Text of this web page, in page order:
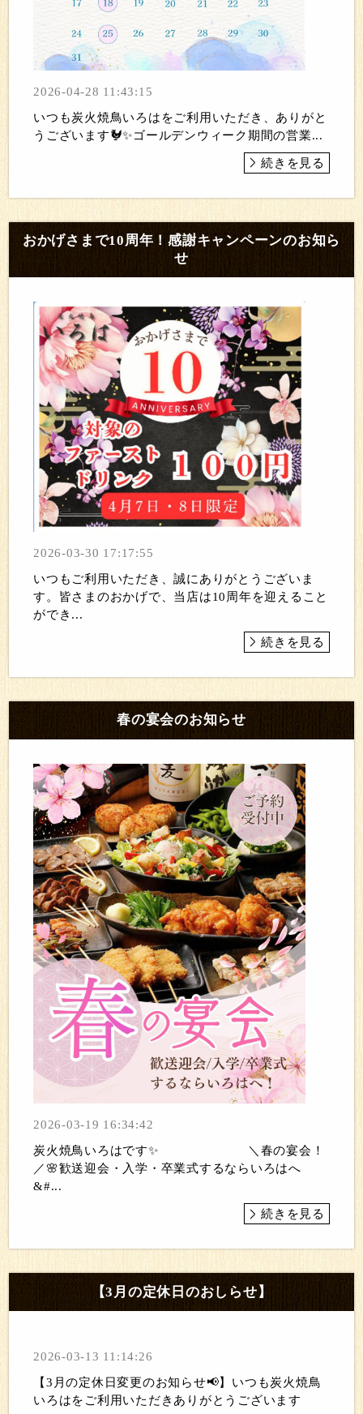
2026-04-28 11:43:15
いつも炭火焼鳥いろはをご利用いただき、ありがと
うございます🐓✨ゴールデンウィーク期間の営業...
続きを見る
おかげさまで10周年！感謝キャンペーンのお知ら
せ
2026-03-30 17:17:55
いつもご利用いただき、誠にありがとうございま
す。皆さまのおかげで、当店は10周年を迎えること
ができ...
続きを見る
春の宴会のお知らせ
2026-03-19 16:34:42
炭火焼鳥いろはです✨️ ＼春の宴会！
／🌸歓送迎会・入学・卒業式するならいろはへ
&#...
続きを見る
【3月の定休日のおしらせ】
2026-03-13 11:14:26
【3月の定休日変更のお知らせ📢】いつも炭火焼鳥
いろはをご利用いただきありがとうございます